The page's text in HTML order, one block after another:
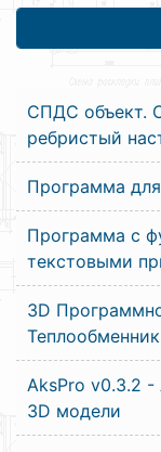
СПДС объект.
ребристый
Программа для
Программа с
текстовыми
3D
AksPro v0.3.2 -
3D модели